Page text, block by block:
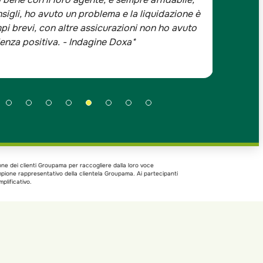
ho avuto un problema e la liquidazione è
brevi, con altre assicurazioni non ho avuto
positiva. - Indagine Doxa*
dei clienti Groupama per raccogliere dalla loro voce
rappresentativo della clientela Groupama. Ai partecipanti